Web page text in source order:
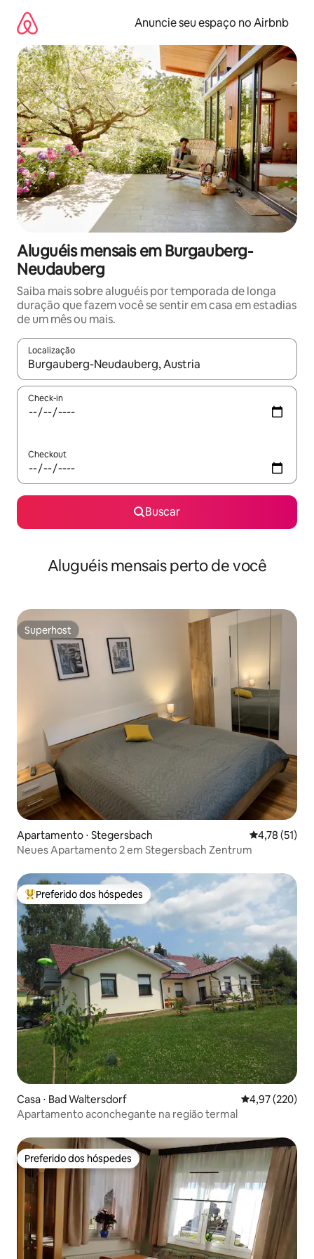
para
conteúdo
Anuncie seu espaço no Airbnb
Aluguéis mensais em Burgauberg-
Neudauberg
Saiba mais sobre aluguéis por temporada de longa
duração que fazem você se sentir em casa em estadias
de um mês ou mais.
Localização
Quando os resultados estiverem disponíveis, explore-os
Check-in
Checkout
Buscar
Aluguéis mensais perto de você
Superhost
Superhost
Apartamento ⋅ Stegersbach 4,78 de uma
4,78 (51)
Neues Apartamento 2 em Stegersbach Zentrum
Entre os melhores preferidos dos hóspedes
Preferido dos hóspedes
Casa ⋅ Bad Waltersdorf 4,97 de uma
4,97 (220)
Apartamento aconchegante na região termal
Preferido dos hóspedes
Preferido dos hóspedes